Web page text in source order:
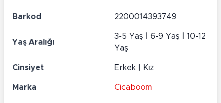
Barkod 2200014393749
Yaş Aralığı
3-5 Yaş | 6-9 Yaş | 10-12
Yaş
Cinsiyet Erkek | Kız
Marka Cicaboom